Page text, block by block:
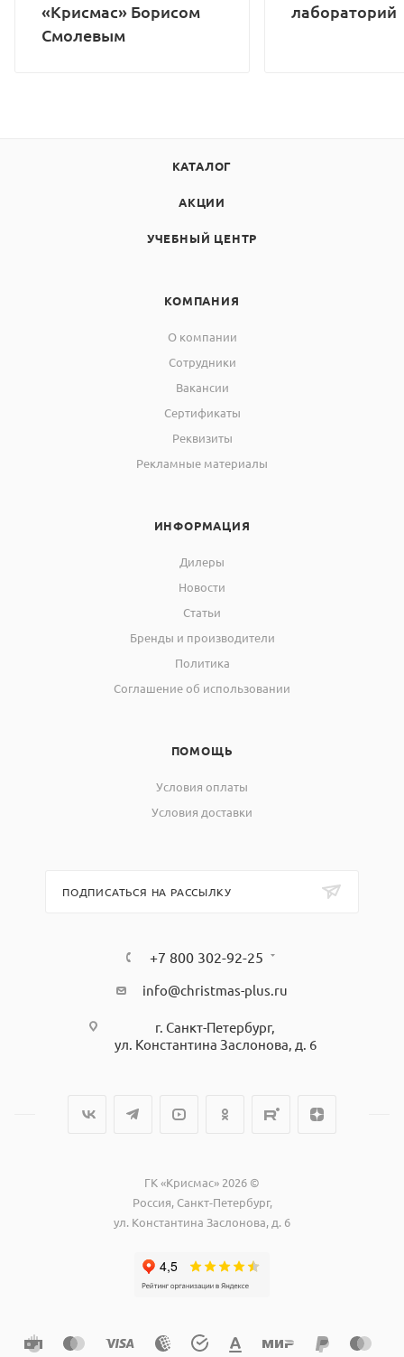
«Крисмас» Борисом
Смолевым
лабораторий
КАТАЛОГ
АКЦИИ
УЧЕБНЫЙ ЦЕНТР
КОМПАНИЯ
О компании
Сотрудники
Вакансии
Сертификаты
Реквизиты
Рекламные материалы
ИНФОРМАЦИЯ
Дилеры
Новости
Статьи
Бренды и производители
Политика
Соглашение об использовании
ПОМОЩЬ
Условия оплаты
Условия доставки
ПОДПИСАТЬСЯ НА РАССЫЛКУ
+7 800 302-92-25
info@christmas-plus.ru
г. Санкт-Петербург,
ул. Константина Заслонова, д. 6
ГК «Крисмас» 2026 ©
Россия, Санкт-Петербург,
ул. Константина Заслонова, д. 6